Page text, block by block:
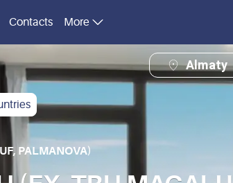
Contacts More
Almaty
PALMANOVA)